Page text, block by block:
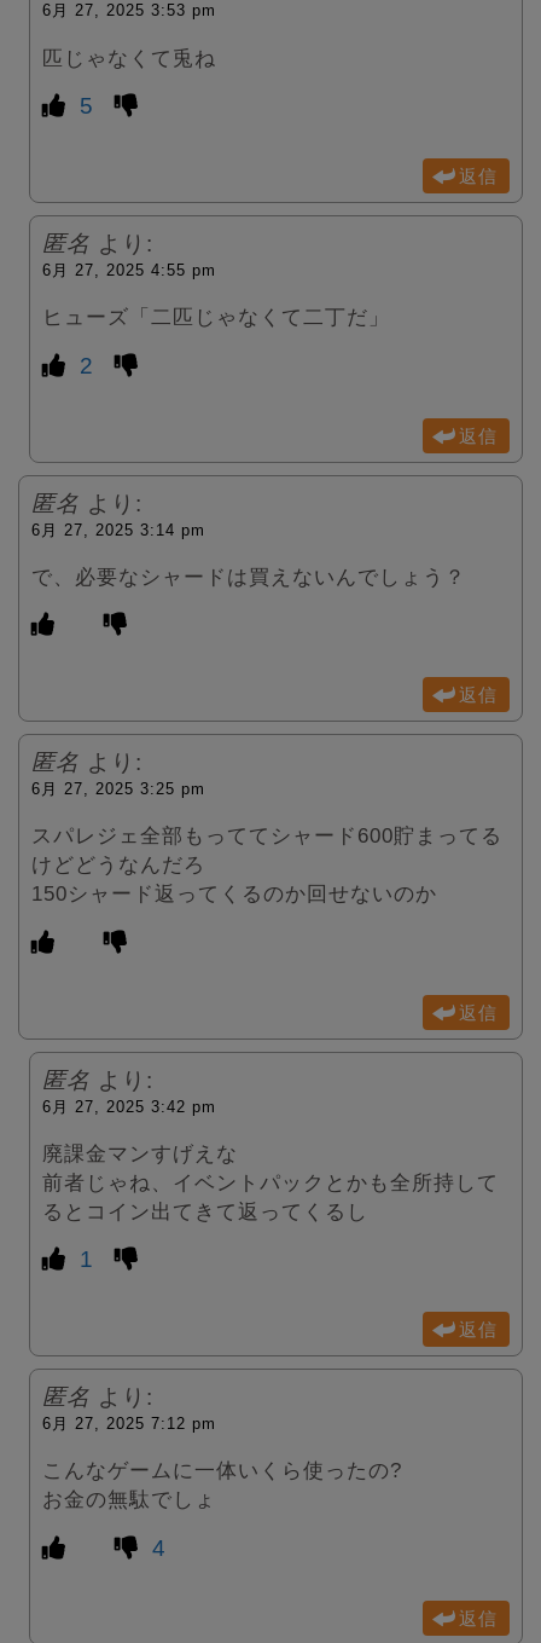
6月 27, 2025 3:53 pm
匹じゃなくて兎ね
5
返信
匿名 より:
6月 27, 2025 4:55 pm
ヒューズ「二匹じゃなくて二丁だ」
2
返信
匿名 より:
6月 27, 2025 3:14 pm
で、必要なシャードは買えないんでしょう？
返信
匿名 より:
6月 27, 2025 3:25 pm
スパレジェ全部もっててシャード600貯まってる
けどどうなんだろ
150シャード返ってくるのか回せないのか
返信
匿名 より:
6月 27, 2025 3:42 pm
廃課金マンすげえな
前者じゃね、イベントパックとかも全所持して
るとコイン出てきて返ってくるし
1
返信
匿名 より:
6月 27, 2025 7:12 pm
こんなゲームに一体いくら使ったの?
お金の無駄でしょ
4
返信